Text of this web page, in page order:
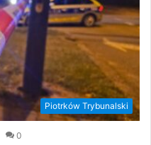
Piotrków Trybunalski
0